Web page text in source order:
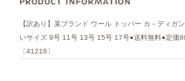
【訳あり】某ブランド ウール トッパー カ－ディガ
いサイズ 9号 11号 13号 15号 17号●送料無料●定価
〔41216〕